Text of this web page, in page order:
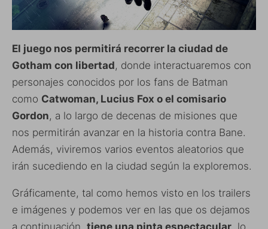
El juego nos permitirá recorrer la ciudad de
Gotham con libertad, donde interactuaremos con
personajes conocidos por los fans de Batman
como Catwoman, Lucius Fox o el comisario
Gordon, a lo largo de decenas de misiones que
nos permitirán avanzar en la historia contra Bane.
Además, viviremos varios eventos aleatorios que
irán sucediendo en la ciudad según la exploremos.
Gráficamente, tal como hemos visto en los trailers
e imágenes y podemos ver en las que os dejamos
a continuación, tiene una pinta espectacular , lo